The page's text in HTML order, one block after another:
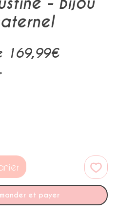
169,99€Prix
*
et payer